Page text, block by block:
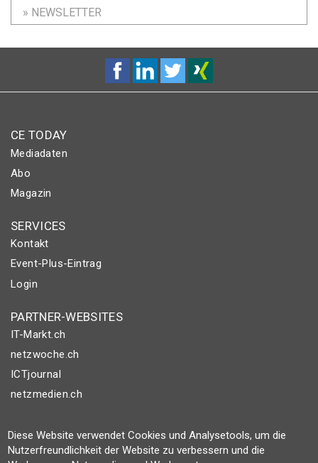
» NEWSLETTER
CE TODAY
Mediadaten
Abo
Magazin
SERVICES
Kontakt
Event-Plus-Eintrag
Login
PARTNER-WEBSITES
IT-Markt.ch
netzwoche.ch
ICTjournal
netzmedien.ch
Impressum
Diese Website verwendet Cookies und Analysetools, um die
Nutzerfreundlichkeit der Website zu verbessern und die